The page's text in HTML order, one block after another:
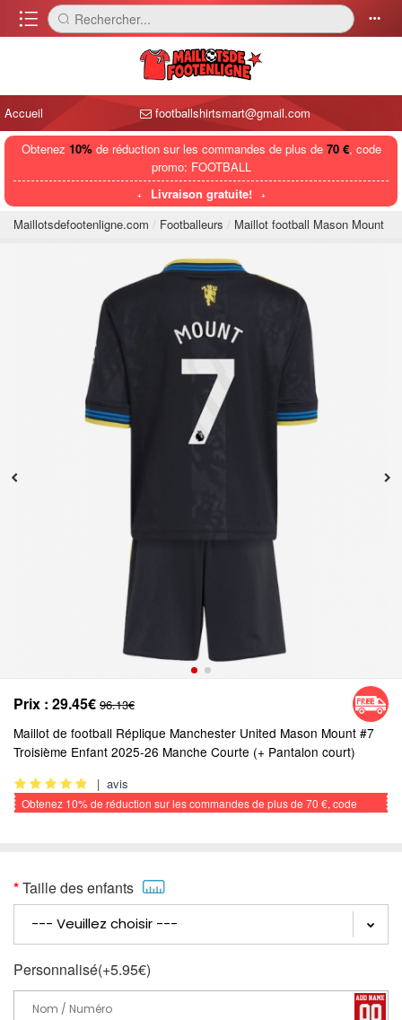
󰈍 󰅼 Rechercher... 󰄒
Accueil footballshirtsmart@gmail.com
Obtenez 10%de réduction sur les commandes de plus de 70 €, code
promo: FOOTBALL
Livraison gratuite!
Maillotsdefootenligne.com
Footballeurs Maillot football Mason Mount
Prix : 29.45€ 96.13€
Maillot de football Réplique Manchester United Mason Mount #7
Troisième Enfant 2025-26 Manche Courte (+ Pantalon court)
| avis
Obtenez 10%de réduction sur les commandes de plus de 70 €, code
Taille des enfants
Personnalisé(+5.95€)